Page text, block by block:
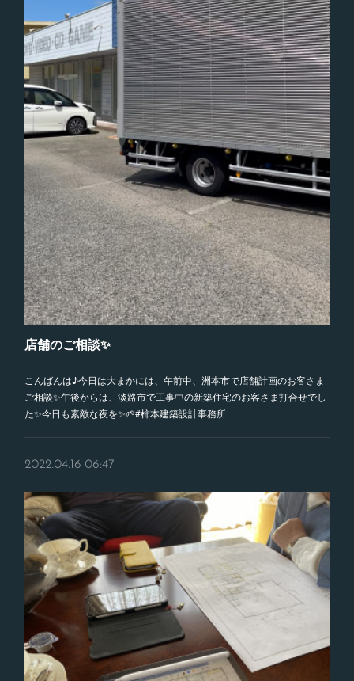
店舗のご相談✨
こんばんは♪今日は大まかには、午前中、洲本市で店舗計画のお客さま
ご相談✨午後からは、淡路市で工事中の新築住宅のお客さま打合せでし
た✨今日も素敵な夜を✨🌱#柿本建築設計事務所
2022.04.16 06:47